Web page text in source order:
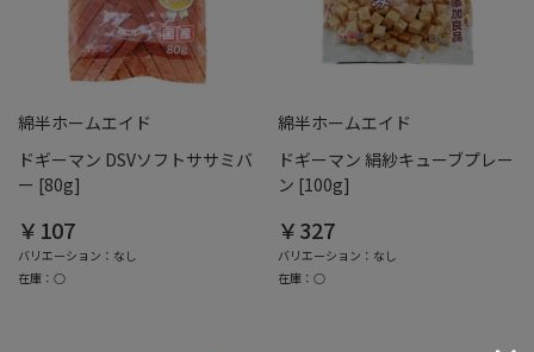
綿半ホームエイド
ドギーマン DSVソフトササミバ
ー [80g]
￥107
バリエーション：なし
在庫：○
綿半ホームエイド
ドギーマン 絹紗キューブプレー
ン [100g]
￥327
バリエーション：なし
在庫：○